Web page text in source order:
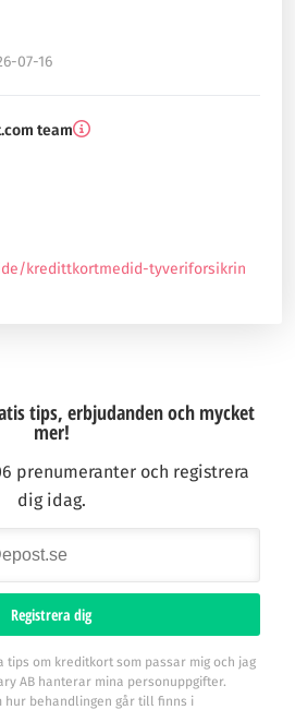
07-16
team
kredittkortmedid-tyveriforsikrin
tips, erbjudanden och mycket
mer!
prenumeranter och registrera
dig idag.
Registrera dig
tips om kreditkort som passar mig och jag
AB hanterar mina personuppgifter.
hur behandlingen går till finns i